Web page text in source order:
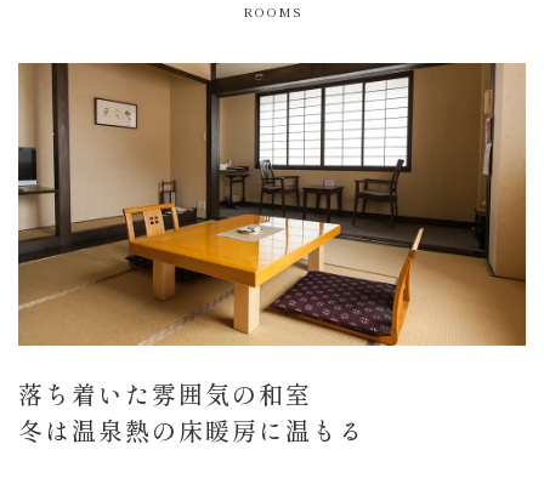
ROOMS
落ち着いた雰囲気の和室
冬は温泉熱の床暖房に温もる